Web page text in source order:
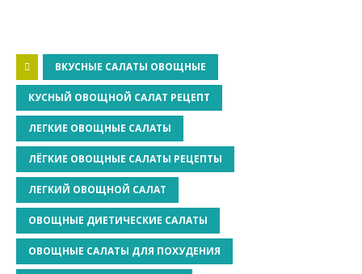
ВКУСНЫЕ САЛАТЫ ОВОЩНЫЕ
КУСНЫЙ ОВОЩНОЙ САЛАТ РЕЦЕПТ
ЛЕГКИЕ ОВОЩНЫЕ САЛАТЫ
ЛЁГКИЕ ОВОЩНЫЕ САЛАТЫ РЕЦЕПТЫ
ЛЕГКИЙ ОВОЩНОЙ САЛАТ
ОВОЩНЫЕ ДИЕТИЧЕСКИЕ САЛАТЫ
ОВОЩНЫЕ САЛАТЫ ДЛЯ ПОХУДЕНИЯ